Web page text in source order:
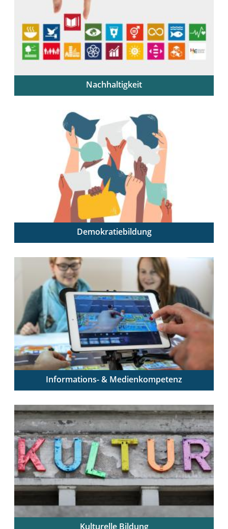
Nachhaltigkeit
nachhaltige Entwicklung
Demokratiebildung
vermitteln und im Schulalltag praktizieren
Informations- & Medienkompetenz
zum mündigen Umgang ausbilden
Kulturelle Bildung